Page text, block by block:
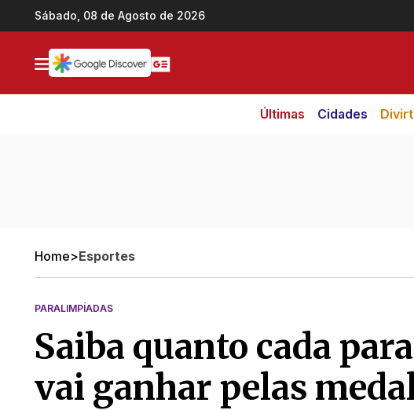
Ir direto pro conteúdo
Sábado, 08 de Agosto de 2026
Últimas Cidades
Home>Esportes
PARALIMPÍADAS
Saiba quanto cada
vai ganhar pelas